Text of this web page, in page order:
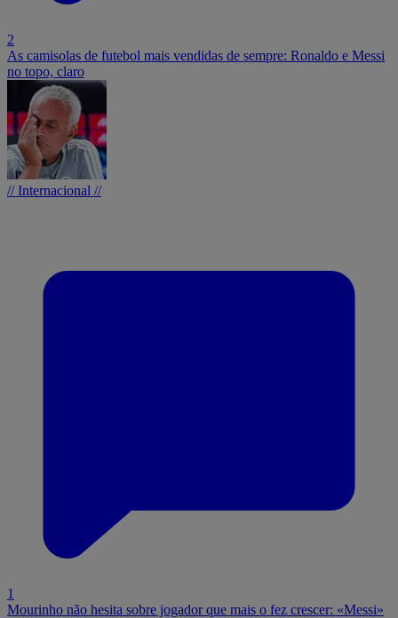
2
As camisolas de futebol mais vendidas de sempre: Ronaldo e Messi
no topo, claro
// Internacional //
1
Mourinho não hesita sobre jogador que mais o fez crescer: «Messi»